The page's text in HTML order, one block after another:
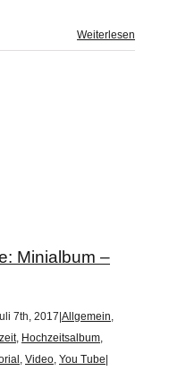
Weiterlesen
Minialbum –
7th, 2017 Allgemein,
, Hochzeitsalbum,
, Video, You Tube